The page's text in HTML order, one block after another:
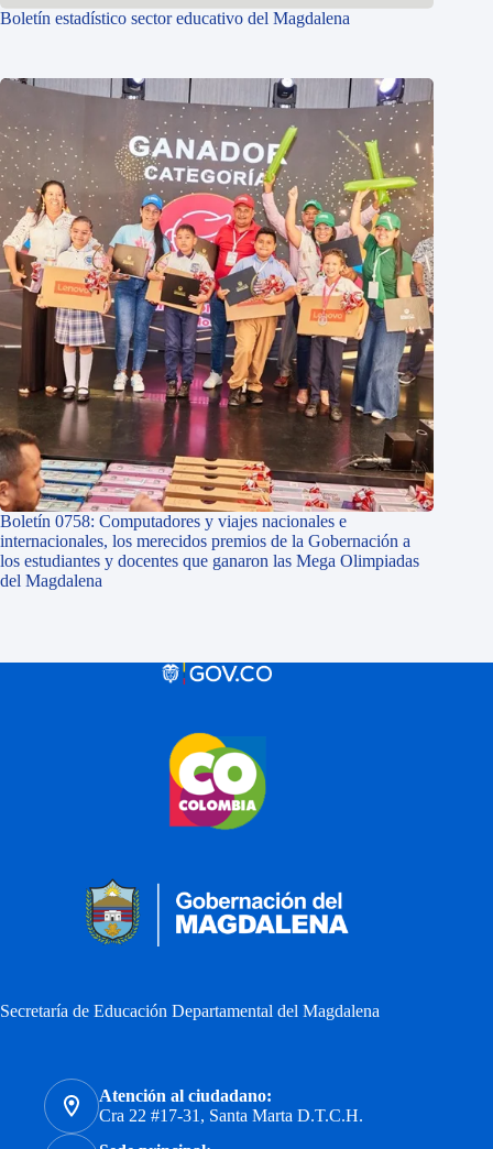
Boletín estadístico sector educativo del Magdalena
Boletín 0758: Computadores y viajes nacionales e
internacionales, los merecidos premios de la Gobernación a
los estudiantes y docentes que ganaron las Mega Olimpiadas
del Magdalena
Secretaría de Educación Departamental del Magdalena
Atención al ciudadano:
Cra 22 #17-31, Santa Marta D.T.C.H.